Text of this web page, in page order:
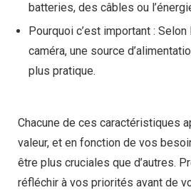
batteries, des câbles ou
Pourquoi c’est important : Selon
caméra, une source
plus pratique.
Chacune de ces caractéristiques
valeur, et en fonction de vos
être plus cruciales que d’autres.
réfléchir à vos priorités avant de